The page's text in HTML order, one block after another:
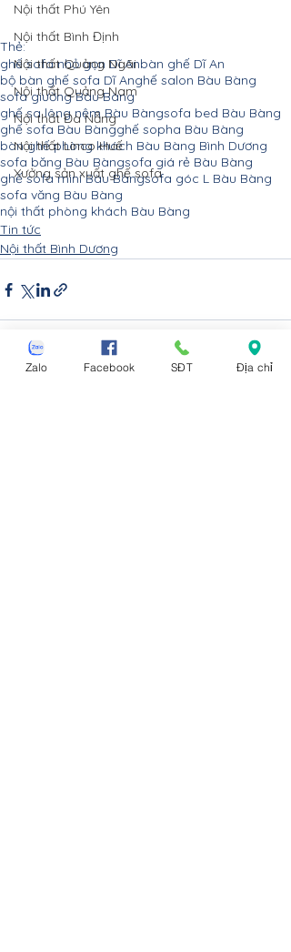
Nội thất Phú Yên
Nội thất Bình Định
Nội thất Quảng Ngãi
Nội thất Quảng Nam
Nội thất Đà Nẵng
Nội thất Linco Huế
Xưởng sản xuất ghế sofa
Thẻ:
ghế sofa nhỏ gọn Dĩ Anbàn ghế Dĩ An
bộ bàn ghế sofa Dĩ Anghế salon Bàu Bàng
sofa giường Bàu Bàng
ghế sa lông nệm Bàu Bàngsofa bed Bàu Bàng
ghế sofa Bàu Bàngghế sopha Bàu Bàng
bàn ghế phòng khách Bàu Bàng Bình Dương
sofa băng Bàu Bàngsofa giá rẻ Bàu Bàng
ghế sofa mini Bàu Bàngsofa góc L Bàu Bàng
sofa văng Bàu Bàng
nội thất phòng khách Bàu Bàng
Tin tức
Nội thất Bình Dương
Zalo Facebook SĐT Địa chỉ